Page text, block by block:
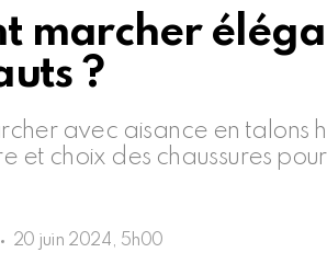
marcher
?
avec aisance en talons
et choix des chaussures
20 juin 2024, 5h00